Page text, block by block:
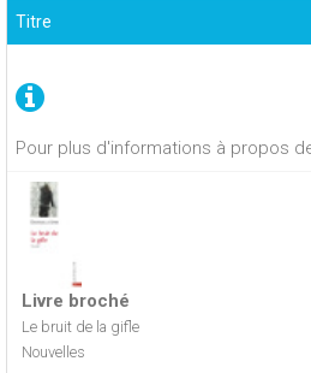
Pour plus d'informations à propos
Titre
Livre broché
Le bruit de la gifle
Nouvelles